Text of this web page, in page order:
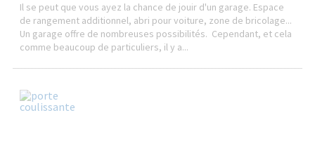
Il se peut que vous ayez la chance de jouir d'un garage. Espace
de rangement additionnel, abri pour voiture, zone de bricolage...
Un garage offre de nombreuses possibilités. Cependant, et cela
comme beaucoup de particuliers, il y a...